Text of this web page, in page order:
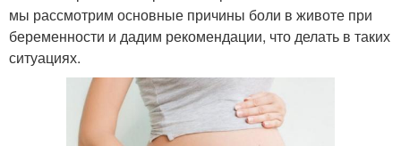
мы рассмотрим основные причины боли в животе при
беременности и дадим рекомендации, что делать в таких
ситуациях.